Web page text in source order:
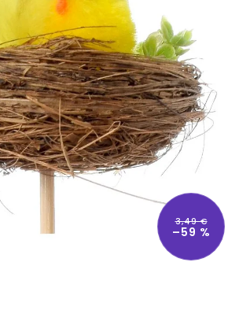
3,49 €
–59 %